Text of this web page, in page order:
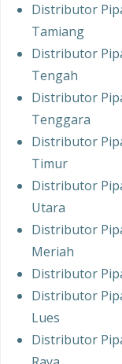
Distributor
Tamiang
Distributor
Tengah
Distributor
Tenggara
Distributor
Timur
Distributor
Utara
Distributor
Meriah
Distributor
Distributor
Lues
Distributor